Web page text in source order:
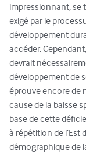
impressionnant, se
exigé par le
développement
accéder.
devrait
développement de
éprouve encore de
cause de la baisse
base de cette
à répétition de l’Est
démographique de